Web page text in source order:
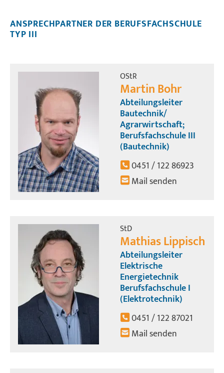
ANSPRECHPARTNER DER BERUFSFACHSCHULE
TYP III
OStR
Martin Bohr
Abteilungsleiter
Bautechnik/
Agrarwirtschaft;
Berufsfachschule III
(Bautechnik)
0451 / 122 86923
Mail senden
StD
Mathias Lippisch
Abteilungsleiter
Elektrische
Energietechnik
Berufsfachschule I
(Elektrotechnik)
0451 / 122 87021
Mail senden